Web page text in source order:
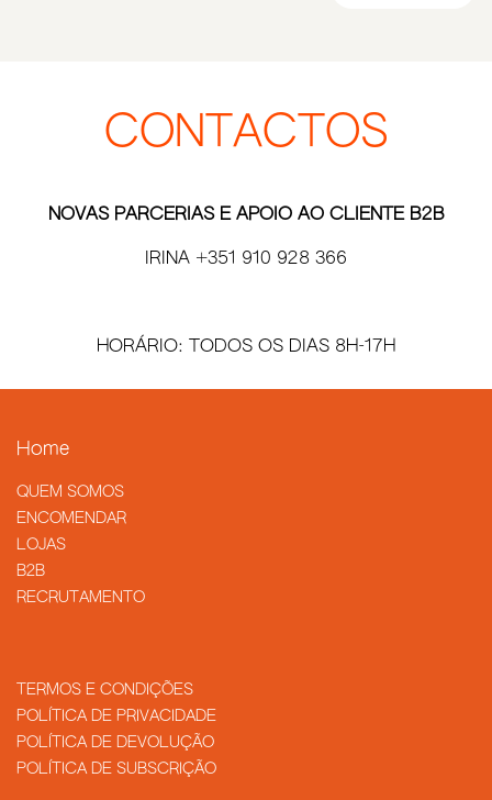
CONTACTOS
NOVAS PARCERIAS E APOIO AO CLIENTE B2B
IRINA +351 910 928 366
HORÁRIO: TODOS OS DIAS 8H-17H
Home
QUEM SOMOS
​ENCOMENDAR
LOJAS
B2B
RECRUTAMENTO
TERMOS E CONDIÇÕES
POLÍTICA DE PRIVACIDADE
POLÍTICA DE DEVOLUÇÃO
POLÍTICA DE SUBSCRIÇÃO